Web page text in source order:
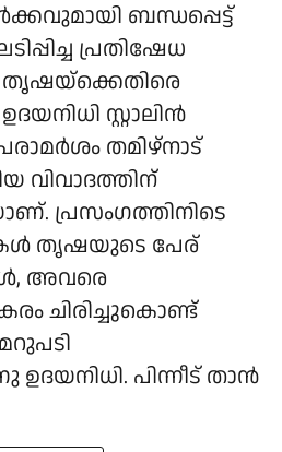
ബന്ധപ്പെട്ട്
പ്രതിഷേധ
തൃഷയ്‌ക്കെതിരെ
സ്റ്റാലിൻ
തമിഴ്‌നാട്
വിവാദത്തിന്
പ്രസംഗത്തിനിടെ
തൃഷയുടെ പേര്
അവരെ
ചിരിച്ചുകൊണ്ട്
പിന്നീട് താൻ